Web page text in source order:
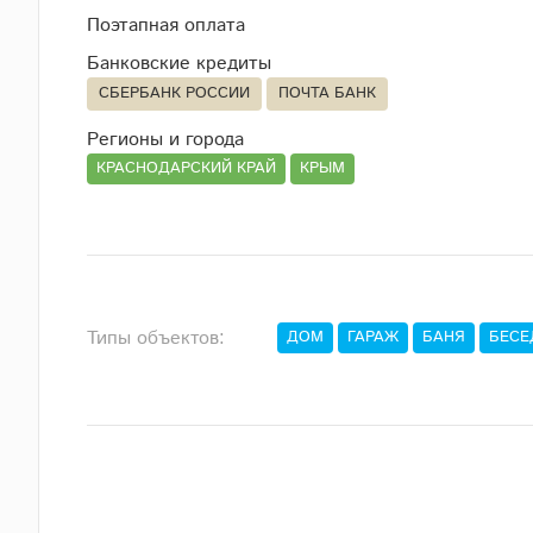
Поэтапная оплата
Банковские кредиты
СБЕРБАНК РОССИИ ПОЧТА БАНК
Регионы и города
КРАСНОДАРСКИЙ КРАЙ КРЫМ
Типы объектов: ДОМ ГАРАЖ БАНЯ